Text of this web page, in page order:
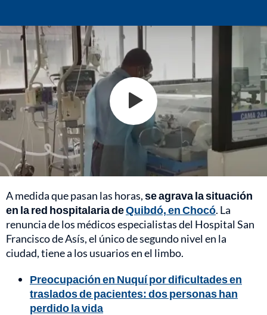
A medida que pasan las horas,se agrava la situación
en la red hospitalaria deQuibdó, en Chocó. La
renuncia de los médicos especialistas del Hospital San
Francisco de Asís, el único de segundo nivel en la
ciudad, tiene a los usuarios en el limbo.
Preocupación en Nuquí por dificultades en
traslados de pacientes: dos personas han
perdido la vida